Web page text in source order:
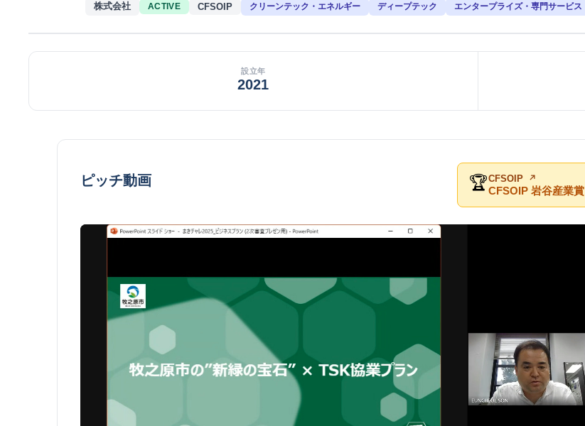
株式会社 ACTIVE CFSOIP クリーンテック・エネルギー ディープテック エンタープライズ・専門サービス
設立年
2021
ピッチ動画 🏆CFSOIP
CFSOIP 岩谷産業賞